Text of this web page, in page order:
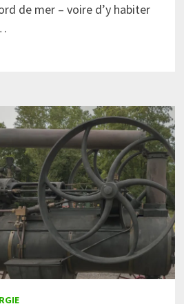
de mer – voire d’y habiter